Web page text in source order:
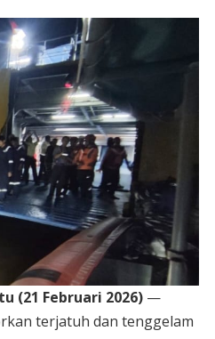
(21 Februari 2026)—
terjatuh dan tenggelam